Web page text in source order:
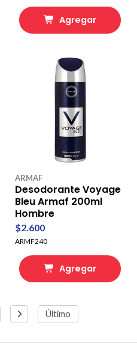
Agregar
ARMAF
Desodorante Voyage
Bleu Armaf 200ml
Hombre
$2.600
ARMF240
Agregar
Último